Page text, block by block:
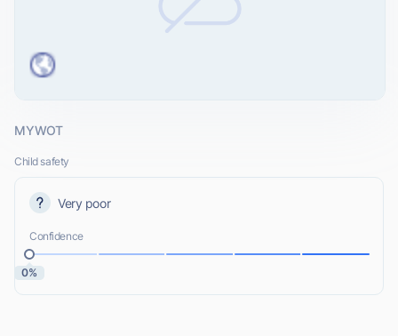
MYWOT
Child safety
Very poor
Confidence
0%